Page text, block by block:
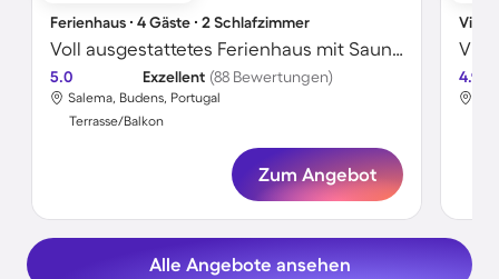
Ferienhaus ∙ 4 Gäste ∙ 2 Schlafzimmer
Voll ausgestattetes Ferienhaus mit Sauna, Grill und Terrasse
5.0 Exzellent (88 Bewertungen)
Salema, Budens, Portugal
Terrasse/Balkon
Zum Angebot
Villa
Villa
4.9
Alle Angebote ansehen